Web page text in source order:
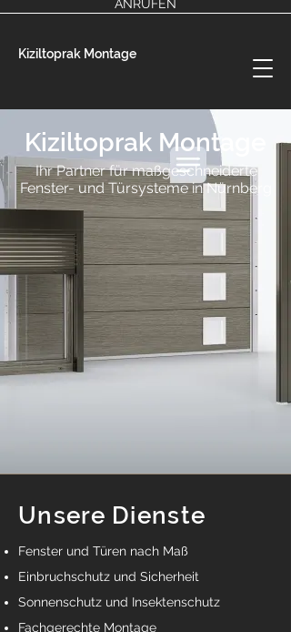
ANRUFEN
Kiziltoprak Montage
Kiziltoprak Montage
Ihr Partner für maßgeschneiderte
Fenster- und Türsysteme in Nürnberg
Unsere Dienste
Fenster und Türen nach Maß
Einbruchschutz und Sicherheit
Sonnenschutz und Insektenschutz
Fachgerechte Montage